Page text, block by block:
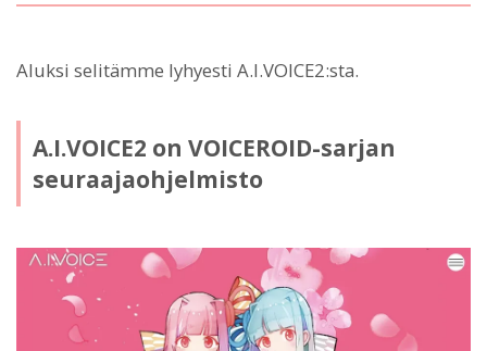
Aluksi selitämme lyhyesti A.I.VOICE2:sta.
A.I.VOICE2 on VOICEROID-sarjan
seuraajaohjelmisto